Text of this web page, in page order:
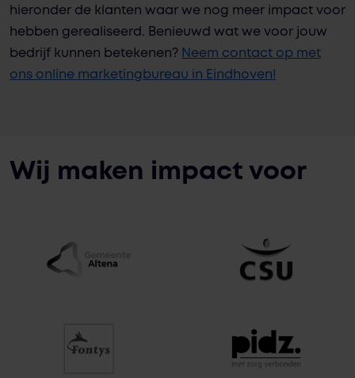
hieronder de klanten waar we nog meer impact voor
hebben gerealiseerd. Benieuwd wat we voor jouw
bedrijf kunnen betekenen? Neem contact op met
ons online marketingbureau in Eindhoven!
Wij maken impact voor